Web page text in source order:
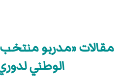
مقالات «مدربو
الوطني